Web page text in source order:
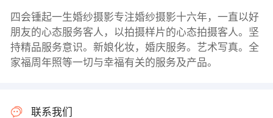
四会锺起一生婚纱摄影专注婚纱摄影十六年，一直以好
朋友的心态服务客人，以拍摄样片的心态拍摄客人。坚
持精品服务意识。新娘化妆，婚庆服务。艺术写真。全
家福周年照等一切与幸福有关的服务及产品。
联系我们